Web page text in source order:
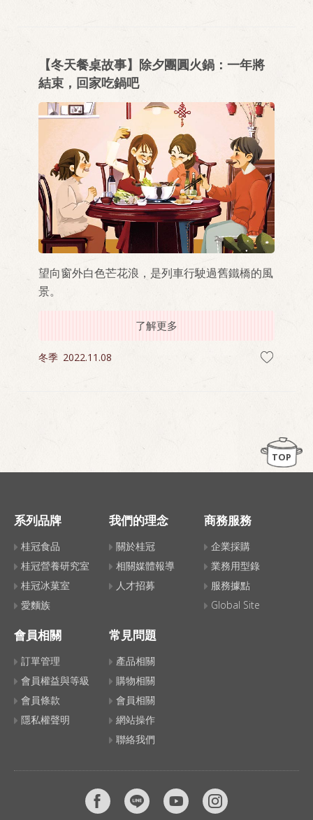
【冬天餐桌故事】除夕團圓火鍋：一年將
結束，回家吃鍋吧
望向窗外白色芒花浪，是列車行駛過舊鐵橋的風
景。
了解更多
冬季 2022.11.08
TOP
系列品牌
桂冠食品
桂冠營養研究室
桂冠冰菓室
愛麵族
我們的理念
關於桂冠
相關媒體報導
人才招募
商務服務
企業採購
業務用型錄
服務據點
Global Site
會員相關
訂單管理
會員權益與等級
會員條款
隱私權聲明
常見問題
產品相關
購物相關
會員相關
網站操作
聯絡我們